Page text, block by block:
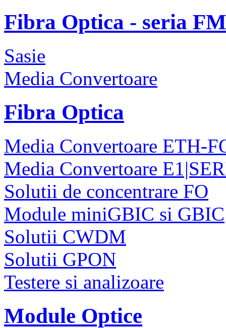
Fibra Optica - seria
Sasie
Media Convertoare
Fibra Optica
Media Convertoare ETH-
Media Convertoare
Solutii de concentrare FO
Module miniGBIC si GBIC
Solutii CWDM
Solutii GPON
Testere si analizoare
Module Optice